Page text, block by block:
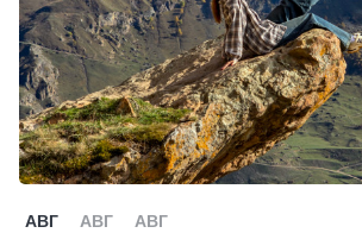
АВГ АВГ АВГ